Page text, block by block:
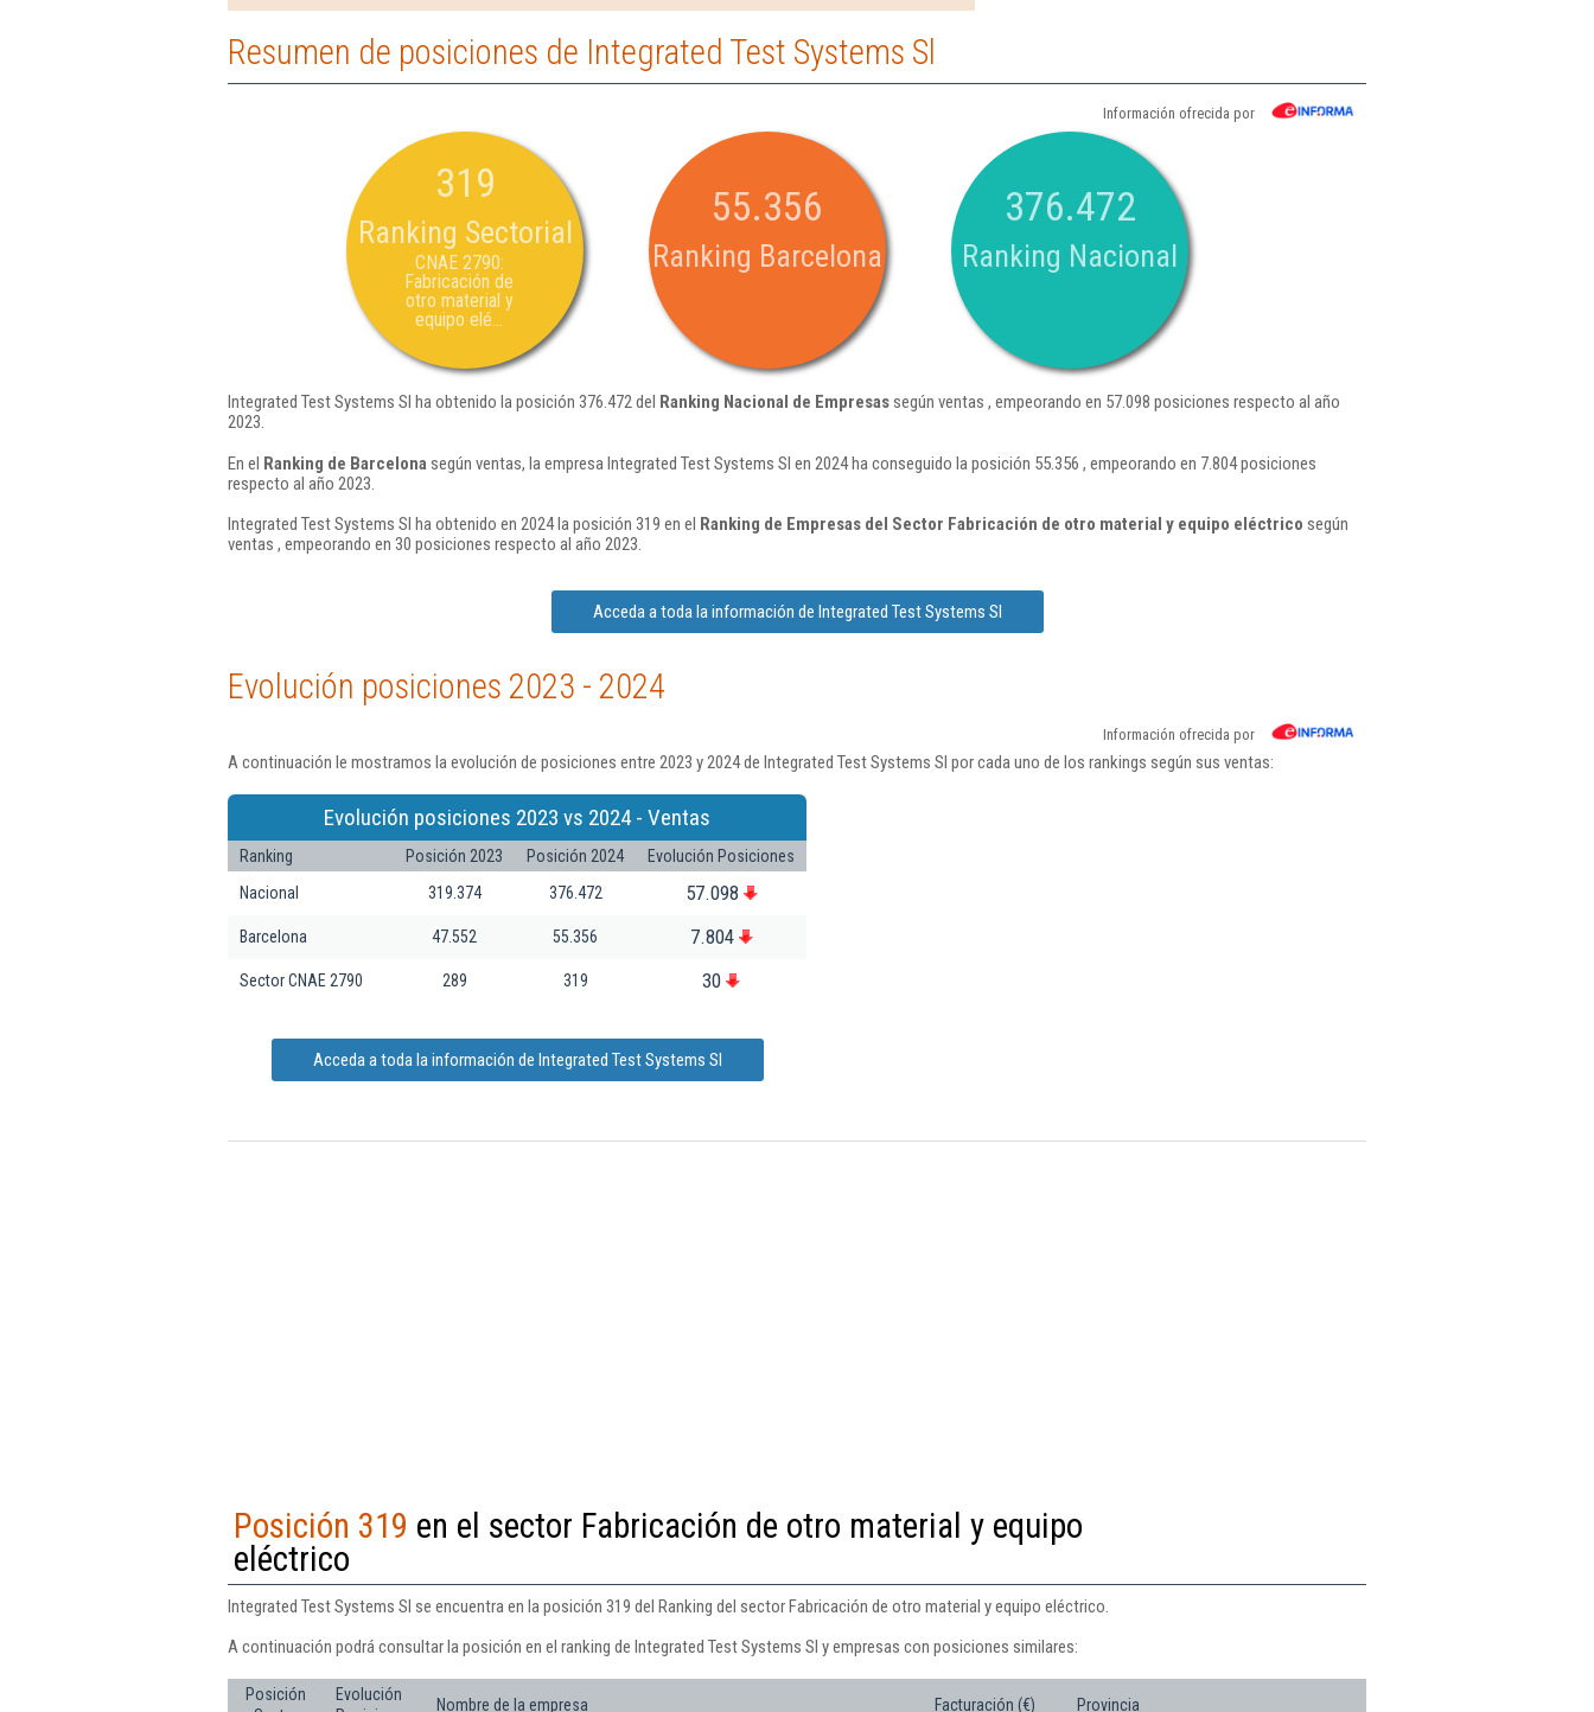
Resumen de posiciones de Integrated Test Systems Sl
Información ofrecida por
319
Ranking Sectorial
CNAE 2790:
Fabricación de
otro material y
equipo elé...
55.356
Ranking Barcelona
376.472
Ranking Nacional
Integrated Test Systems Sl ha obtenido la posición 376.472 del Ranking Nacional de Empresassegún ventas , empeorando en 57.098 posiciones respecto al año
2023.
En el Ranking de Barcelona según ventas, la empresa Integrated Test Systems Sl en 2024 ha conseguido la posición 55.356 , empeorando en 7.804 posiciones
respecto al año 2023.
Integrated Test Systems Sl ha obtenido en 2024 la posición 319 en el Ranking de Empresas del Sector Fabricación de otro material y equipo eléctrico según
ventas , empeorando en 30 posiciones respecto al año 2023.
Acceda a toda la información de Integrated Test Systems Sl
Evolución posiciones 2023 - 2024
Información ofrecida por
A continuación le mostramos la evolución de posiciones entre 2023 y 2024 de Integrated Test Systems Sl por cada uno de los rankings según sus ventas:
Evolución posiciones 2023 vs 2024 - Ventas
Ranking Posición 2023 Posición 2024
Evolución Posiciones
Nacional
319.374 376.472 57.098
Barcelona 47.552 55.356 7.804
Sector CNAE 2790 289 319 30
Acceda a toda la información de Integrated Test Systems Sl
Posición 319 en el sector Fabricación de otro material y equipo
eléctrico
Integrated Test Systems Sl se encuentra en la posición 319 del Ranking del sector Fabricación de otro material y equipo eléctrico.
A continuación podrá consultar la posición en el ranking de Integrated Test Systems Sl y empresas con posiciones similares:
Posición
Evolución
Nombre de la empresa Facturación (€) Provincia